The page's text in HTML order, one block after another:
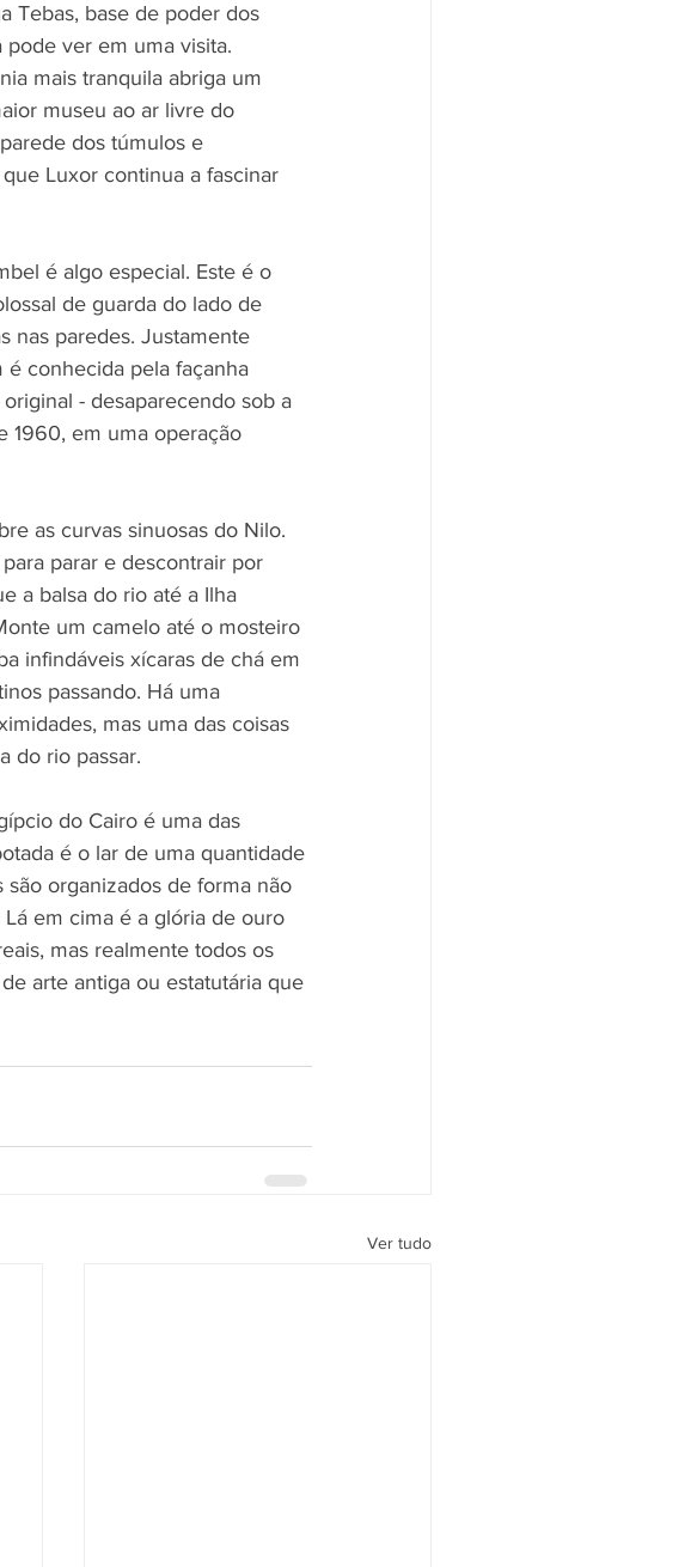
Tebas, base de poder dos
ver em uma visita.
mais tranquila abriga um
museu ao ar livre do
dos túmulos e
Luxor continua a fascinar
é algo especial. Este é o
de guarda do lado de
nas paredes. Justamente
é conhecida pela façanha
- desaparecendo sob a
1960, em uma operação
as curvas sinuosas do Nilo.
parar e descontrair por
a balsa do rio até a Ilha
um camelo até o mosteiro
infindáveis ​​xícaras de chá em
passando. Há uma
mas uma das coisas
do rio passar.
do Cairo é uma das
é o lar de uma quantidade
organizados de forma não
em cima é a glória de ouro
mas realmente todos os
arte antiga ou estatutária que
Ver tudo